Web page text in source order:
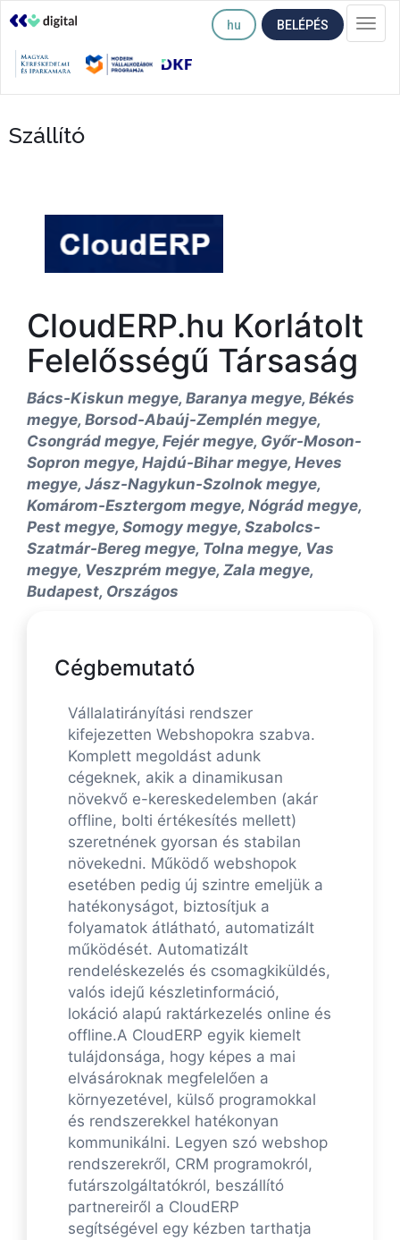
hu BELÉPÉS
Szállító
CloudERP.hu Korlátolt
Felelősségű Társaság
Bács-Kiskun megye, Baranya megye, Békés
megye, Borsod-Abaúj-Zemplén megye,
Csongrád megye, Fejér megye, Győr-Moson-
Sopron megye, Hajdú-Bihar megye, Heves
megye, Jász-Nagykun-Szolnok megye,
Komárom-Esztergom megye, Nógrád megye,
Pest megye, Somogy megye, Szabolcs-
Szatmár-Bereg megye, Tolna megye, Vas
megye, Veszprém megye, Zala megye,
Budapest, Országos
Cégbemutató
Vállalatirányítási rendszer
kifejezetten Webshopokra szabva.
Komplett megoldást adunk
cégeknek, akik a dinamikusan
növekvő e-kereskedelemben (akár
offline, bolti értékesítés mellett)
szeretnének gyorsan és stabilan
növekedni. Működő webshopok
esetében pedig új szintre emeljük a
hatékonyságot, biztosítjuk a
folyamatok átlátható, automatizált
működését. Automatizált
rendeléskezelés és csomagkiküldés,
valós idejű készletinformáció,
lokáció alapú raktárkezelés online és
offline.A CloudERP egyik kiemelt
tulájdonsága, hogy képes a mai
elvásároknak megfelelően a
környezetével, külső programokkal
és rendszerekkel hatékonyan
kommunikálni. Legyen szó webshop
rendszerekről, CRM programokról,
futárszolgáltatókról, beszállító
partnereiről a CloudERP
segítségével egy kézben tarthatja